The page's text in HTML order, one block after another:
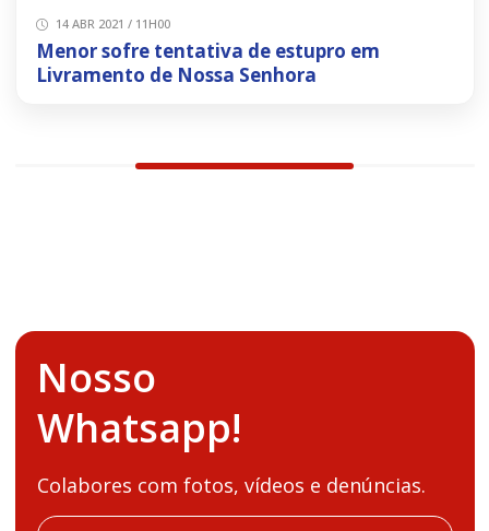
14 ABR 2021 / 11H00
Menor sofre tentativa de estupro em
Livramento de Nossa Senhora
Nosso
Whatsapp!
Colabores com fotos, vídeos e denúncias.